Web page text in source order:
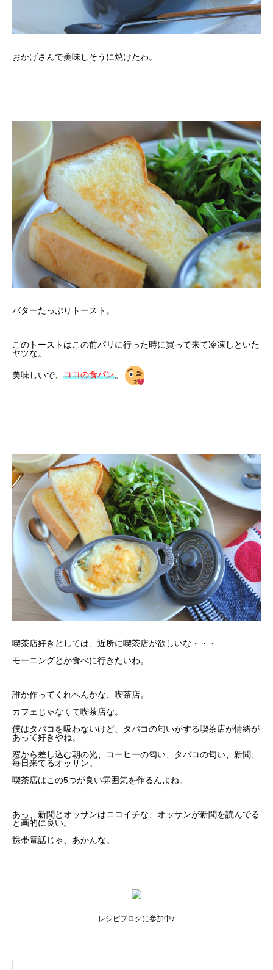
おかげさんで美味しそうに焼けたわ。
バターたっぷりトースト。
このトーストはこの前パリに行った時に買って来て冷凍しといた
ヤツな。
美味しいで、 ココの食パン。
喫茶店好きとしては、近所に喫茶店が欲しいな・・・
モーニングとか食べに行きたいわ。
誰か作ってくれへんかな、喫茶店。
カフェじゃなくて喫茶店な。
僕はタバコを吸わないけど、タバコの匂いがする喫茶店が情緒が
あって好きやね。
窓から差し込む朝の光、コーヒーの匂い、タバコの匂い、新聞、
毎日来てるオッサン。
喫茶店はこの5つが良い雰囲気を作るんよね。
あっ、新聞とオッサンはニコイチな、オッサンが新聞を読んでる
と画的に良い。
携帯電話じゃ、あかんな。
レシピブログに参加中♪